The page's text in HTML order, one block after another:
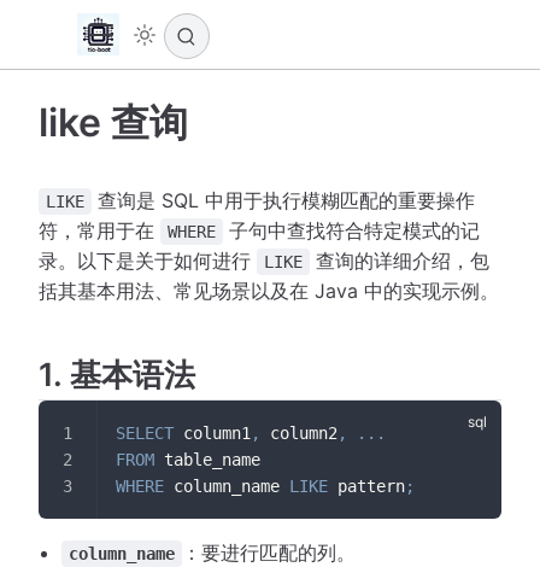
like 查询
LIKE
查询是 SQL 中用于执行模糊匹配的重要操作
符，常用于在
WHERE
子句中查找符合特定模式的记
录。以下是关于如何进行
LIKE
查询的详细介绍，包
括其基本用法、常见场景以及在 Java 中的实现示例。
1. 基本语法
SELECT column1, column2, . . .
FROM table_name
WHERE column_name LIKE pattern;
column_name ：要进行匹配的列。